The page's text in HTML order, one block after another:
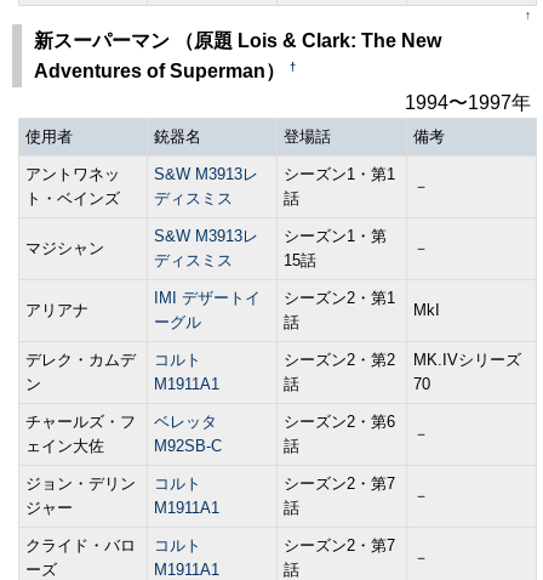
↑
新スーパーマン （原題 Lois & Clark: The New
Adventures of Superman）
†
1994〜1997年
使用者 銃器名 登場話 備考
アントワネッ
ト・ベインズ
S&W M3913レ
ディスミス
シーズン1・第1
話
－
マジシャン
S&W M3913レ
ディスミス
シーズン1・第
15話
－
アリアナ
IMI デザートイ
ーグル
シーズン2・第1
話
MkI
デレク・カムデ
ン
コルト
M1911A1
シーズン2・第2
話
MK.IVシリーズ
70
チャールズ・フ
ェイン大佐
ベレッタ
M92SB-C
シーズン2・第6
話
－
ジョン・デリン
ジャー
コルト
M1911A1
シーズン2・第7
話
－
クライド・バロ
ーズ
コルト
M1911A1
シーズン2・第7
話
－